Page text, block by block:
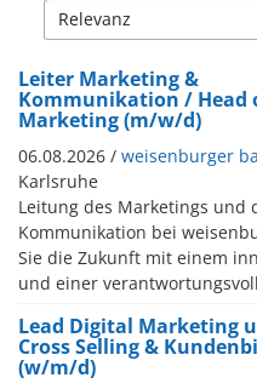
Leiter Marketing &
Kommunikation / Head
Marketing (m/w/d)
06.08.2026 / weisenburger
Karlsruhe
Leitung des Marketings und
Kommunikation bei
Sie die Zukunft mit einem
und einer
Lead Digital Marketing
Cross Selling &
(w/m/d)